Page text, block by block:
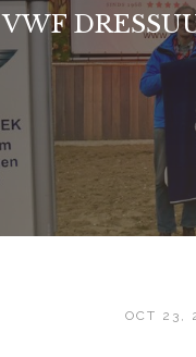
VWF
OCT 23,